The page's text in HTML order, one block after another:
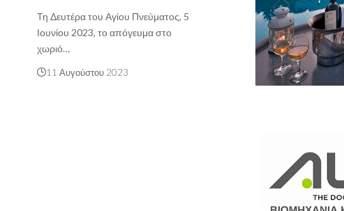
Τη Δευτέρα του Αγίου Πνεύματος, 5
Ιουνίου 2023, το απόγευμα στο
χωριό…
11 Αυγούστου 2023